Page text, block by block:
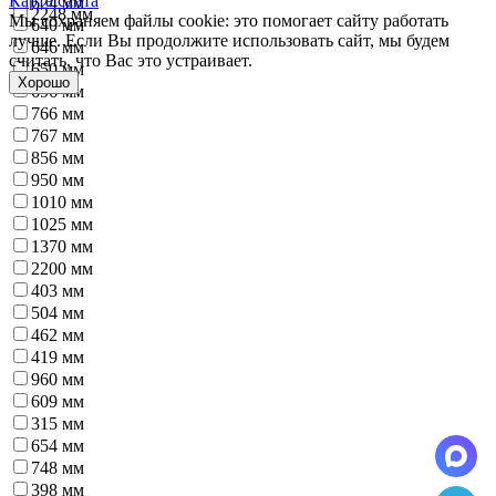
2248 мм
640 мм
646 мм
650 мм
696 мм
766 мм
767 мм
856 мм
950 мм
1010 мм
1025 мм
1370 мм
2200 мм
403 мм
504 мм
462 мм
419 мм
960 мм
609 мм
315 мм
654 мм
748 мм
398 мм
Мы сохраняем файлы cookie: это помогает сайту работать
лучше. Если Вы продолжите использовать сайт, мы будем
считать, что Вас это устраивает.
Хорошо